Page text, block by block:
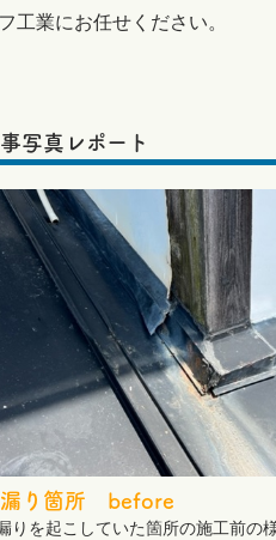
工業にお任せください。
写真レポート
り箇所 before
りを起こしていた箇所の施工前の